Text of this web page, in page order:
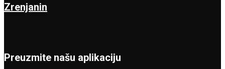
Zrenjanin
Preuzmite našu aplikaciju